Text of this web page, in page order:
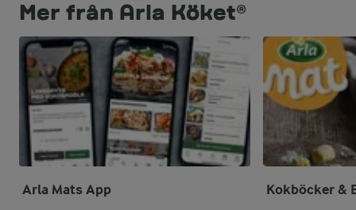
Mer från Arla Köket®
Arla Mats App Kokböcker &